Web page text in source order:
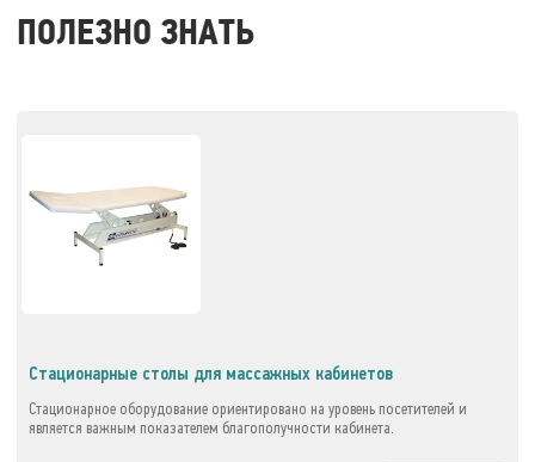
ПОЛЕЗНО ЗНАТЬ
Стационарные столы для массажных кабинетов
Стационарное оборудование ориентировано на уровень посетителей и
является важным показателем благополучности кабинета.